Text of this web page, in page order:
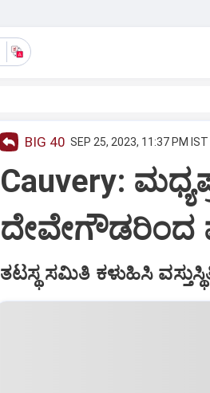
BIG 40 SEP 25, 2023, 11:37 PM IST
Cauvery:
ದೇವೇಗೌಡರಿಂದ
ತಟಸ್ಥ ಸಮಿತಿ ಕಳುಹಿಸಿ